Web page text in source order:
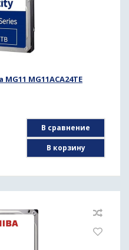
MG11ACA24TE
В сравнение
В корзину